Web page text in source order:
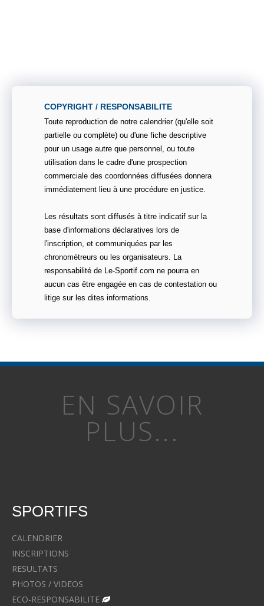
COPYRIGHT / RESPONSABILITE
Toute reproduction de notre calendrier (qu'elle soit
partielle ou complète) ou d'une fiche descriptive
pour un usage autre que personnel, ou toute
utilisation dans le cadre d'une prospection
commerciale des coordonnées diffusées donnera
immédiatement lieu à une procédure en justice.
Les résultats sont diffusés à titre indicatif sur la
base d'informations déclaratives lors de
l'inscription, et communiquées par les
chronométreurs ou les organisateurs. La
responsabilité de Le-Sportif.com ne pourra en
aucun cas être engagée en cas de contestation ou
litige sur les dites informations.
EN SAVOIR
PLUS...
SPORTIFS
CALENDRIER
INSCRIPTIONS
RESULTATS
PHOTOS / VIDEOS
ECO-RESPONSABILITE